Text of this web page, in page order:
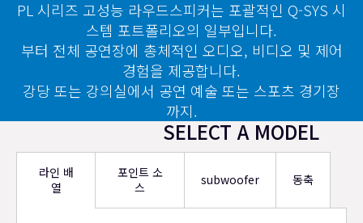
PL 시리즈 고성능 라우드스피커는 포괄적인 Q-SYS 시
스템 포트폴리오의 일부입니다.
부터 전체 공연장에 총체적인 오디오, 비디오 및 제어
경험을 제공합니다.
강당 또는 강의실에서 공연 예술 또는 스포츠 경기장
까지.
SELECT A MODEL
라인 배
열
포인트 소
스
subwoofer 동축